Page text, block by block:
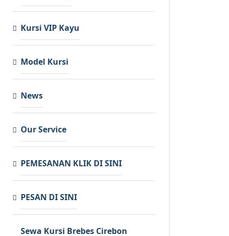
Kursi VIP Kayu
Model Kursi
News
Our Service
PEMESANAN KLIK DI SINI
PESAN DI SINI
Sewa Kursi Brebes Cirebon